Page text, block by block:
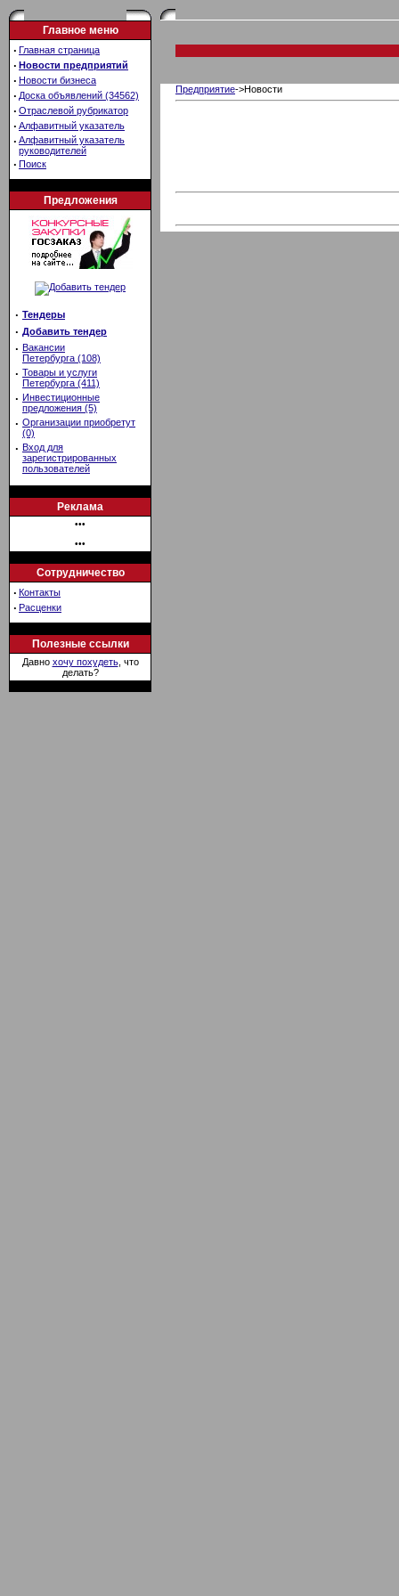
Главное меню
· Главная страница
· Новости предприятий
· Новости бизнеса
· Доска объявлений (34562)
· Отраслевой рубрикатор
· Алфавитный указатель
· Алфавитный указатель
руководителей
· Поиск
Предложения
· Тендеры
· Добавить тендер
· Вакансии
Петербурга (108)
· Товары и услуги
Петербурга (411)
· Инвестиционные
предложения (5)
· Организации приобретут
(0)
· Вход для
зарегистрированных
пользователей
Реклама
•••
•••
Сотрудничество
· Контакты
· Расценки
Полезные ссылки
Давно хочу похудеть, что
делать?
Предприятие->Новости